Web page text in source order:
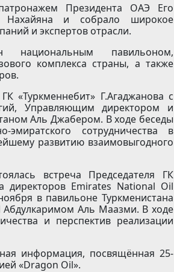
Президента ОАЭ Его
и собрало широкое
и экспертов отрасли.
национальным павильоном,
комплекса страны, а также
«Туркменнебит» Г.Агаджанова с
Управляющим директором и
Аль Джабером. В ходе беседы
сотрудничества в
развитию взаимовыгодного
встреча Председателя ГК
директоров Emirates National Oil
в павильоне Туркменистана
Аль Маазми. В ходе
и перспектив реализации
информация, посвящённая 25-
«Dragon Oil».